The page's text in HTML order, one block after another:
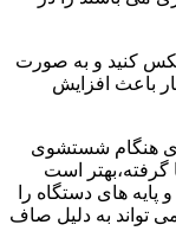
کنید و به صورت
باعث افزایش
هنگام شستشوی
گرفته،بهتر است
های دستگاه را
تواند به دلیل صاف